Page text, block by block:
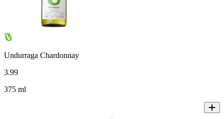
Undurraga Chardonnay
3.99
375 ml